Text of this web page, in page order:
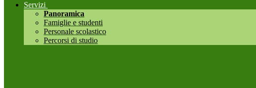
Servizi
Panoramica
Famiglie e studenti
Personale scolastico
Percorsi di studio